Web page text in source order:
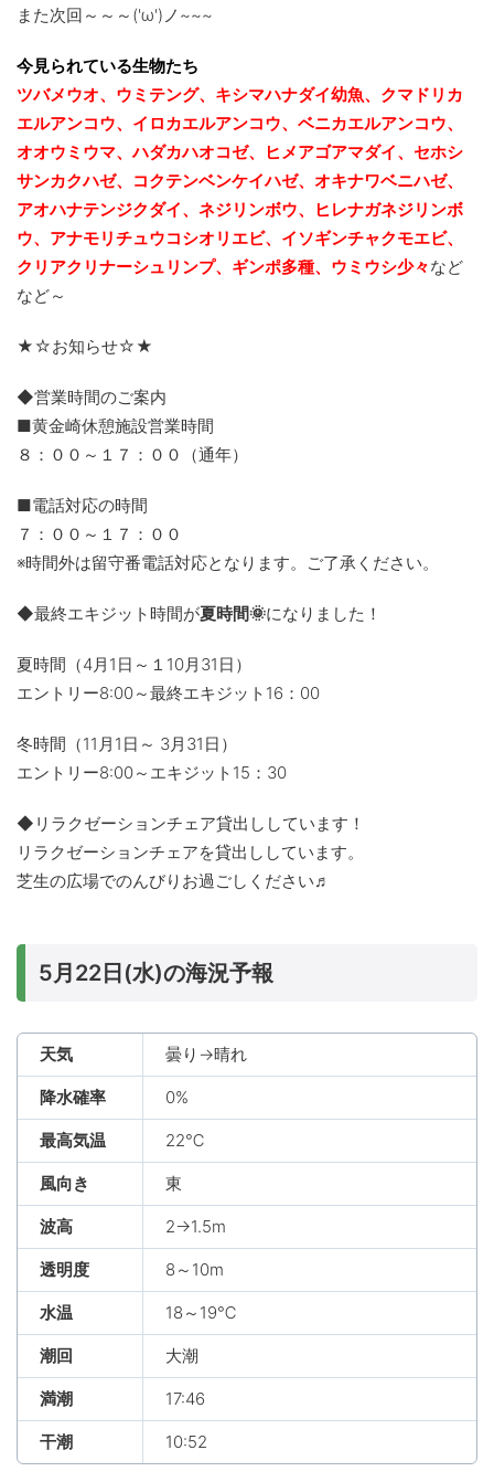
また次回～～～('ω')ノ~~~
今見られている生物たち
ツバメウオ、ウミテング、キシマハナダイ幼魚、クマドリカ
エルアンコウ、イロカエルアンコウ、ベニカエルアンコウ、
オオウミウマ、ハダカハオコゼ、ヒメアゴアマダイ、セホシ
サンカクハゼ、コクテンベンケイハゼ、オキナワベニハゼ、
アオハナテンジクダイ、ネジリンボウ、ヒレナガネジリンボ
ウ、アナモリチュウコシオリエビ、 イソギンチャクモエビ、
クリアクリナーシュリンプ、ギンポ多種、 ウミウシ少々など
など～
★☆お知らせ☆★
◆営業時間のご案内
■黄金崎休憩施設営業時間
８：００～１７：００（通年）
■電話対応の時間
７：００～１７：００
※時間外は留守番電話対応となります。ご了承ください。
◆最終エキジット時間が夏時間🌞になりました！
夏時間（4月1日～１10月31日）
エントリー8:00～最終エキジット16：00
冬時間（11月1日～ 3月31日）
エントリー8:00～エキジット15：30
◆リラクゼーションチェア貸出ししています！
リラクゼーションチェアを貸出ししています。
芝生の広場でのんびりお過ごしください♬
5月22日(水)の海況予報
天気 曇り→晴れ
降水確率 0%
最高気温 22℃
風向き 東
波高 2→1.5m
透明度 8～10m
水温 18～19℃
潮回 大潮
満潮 17:46
干潮 10:52